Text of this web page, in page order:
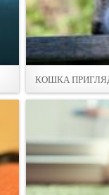
КОШКА